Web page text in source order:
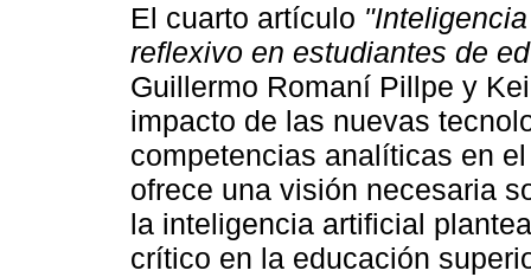
El cuarto artículo
reflexivo en estudiantes de
Guillermo Romaní Pillpe y
impacto de las nuevas
competencias analíticas en
ofrece una visión necesaria
la inteligencia artificial
crítico en la educación